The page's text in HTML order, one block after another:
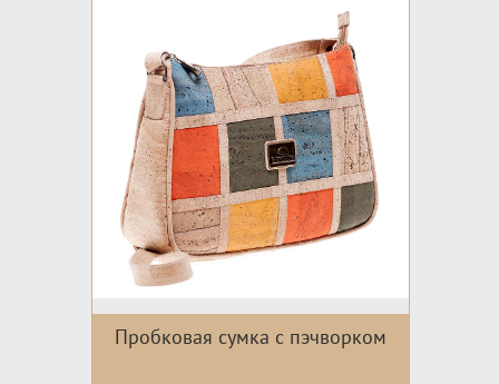
Пробковая сумка с пэчворком